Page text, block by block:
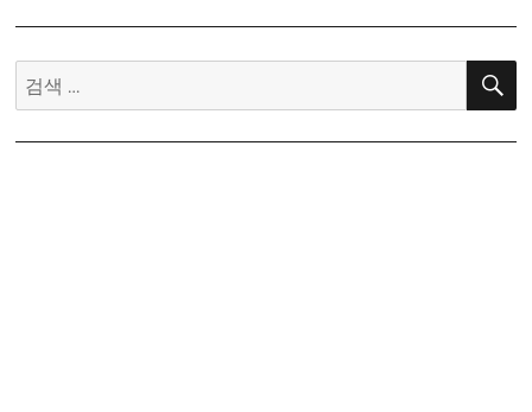
검
색:
검